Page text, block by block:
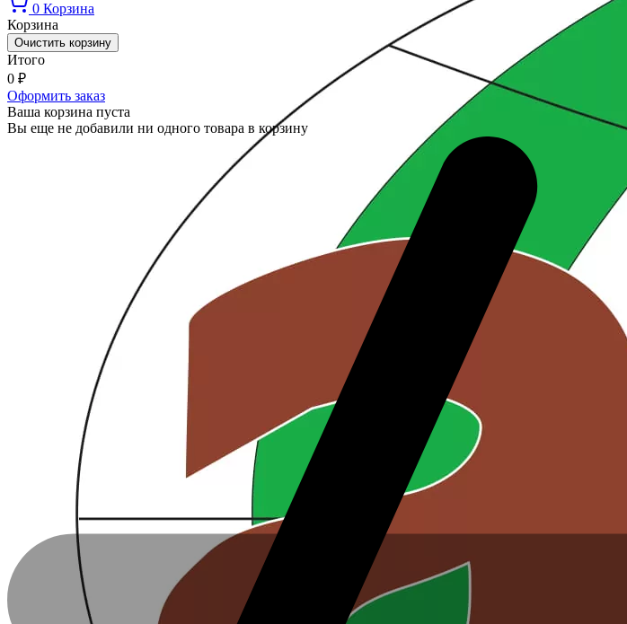
0 Корзина
Корзина
Очистить корзину
Итого
0 ₽
Оформить заказ
Ваша корзина пуста
Вы еще не добавили ни одного товара в корзину